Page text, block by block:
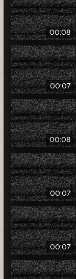
00:08
00:07
00:08
00:07
00:07